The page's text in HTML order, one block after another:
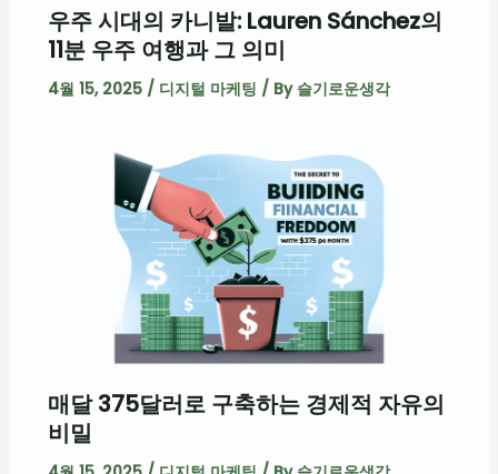
우주 시대의 카니발: Lauren Sánchez의
11분 우주 여행과 그 의미
4월 15, 2025 / 디지털 마케팅 / By 슬기로운생각
매달 375달러로 구축하는 경제적 자유의
비밀